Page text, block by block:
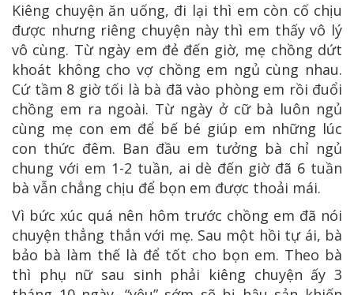
Kiêng chuyện ăn uống, đi lại thì em còn cố chịu
được nhưng riêng chuyện này thì em thấy vô lý
vô cùng. Từ ngày em đẻ đến giờ, mẹ chồng dứt
khoát không cho vợ chồng em ngủ cùng nhau.
Cứ tầm 8 giờ tối là bà đã vào phòng em rồi đuổi
chồng em ra ngoài. Từ ngày ở cữ bà luôn ngủ
cùng mẹ con em để bế bé giúp em những lúc
con thức đêm. Ban đầu em tưởng bà chỉ ngủ
chung với em 1-2 tuần, ai dè đến giờ đã 6 tuần
bà vẫn chẳng chịu để bọn em được thoải mái.
Vì bức xúc quá nên hôm trước chồng em đã nói
chuyện thẳng thắn với mẹ. Sau một hồi tự ái, bà
bảo bà làm thế là để tốt cho bọn em. Theo bà
thì phụ nữ sau sinh phải kiêng chuyện ấy 3